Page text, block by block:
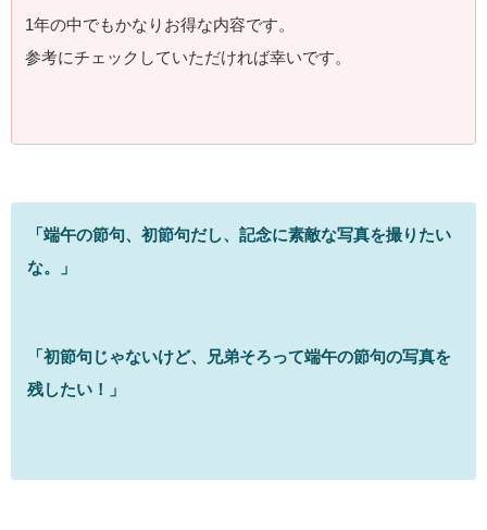
1年の中でもかなりお得な内容です。
参考にチェックしていただければ幸いです。
「端午の節句、初節句だし、記念に素敵な写真を撮りたい
な。」
「初節句じゃないけど、兄弟そろって端午の節句の写真を
残したい！」